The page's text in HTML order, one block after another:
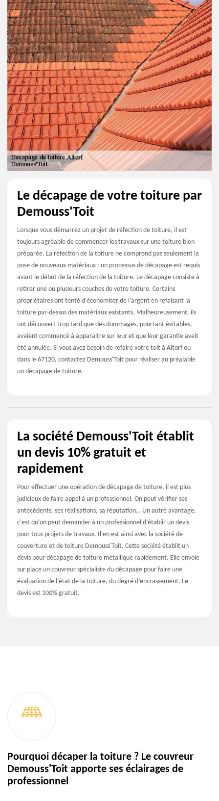
Le décapage de votre toiture par
Demouss'Toit
Lorsque vous démarrez un projet de réfection de toiture, il est
toujours agréable de commencer les travaux sur une toiture bien
préparée. La réfection de la toiture ne comprend pas seulement la
pose de nouveaux matériaux ; un processus de décapage est requis
avant le début de la réfection de la toiture. Le décapage consiste à
retirer une ou plusieurs couches de votre toiture. Certains
propriétaires ont tenté d'économiser de l'argent en refaisant la
toiture par-dessus des matériaux existants. Malheureusement, ils
ont découvert trop tard que des dommages, pourtant évitables,
avaient commencé à apparaitre sur leur et que leur garantie avait
été annulée. Si vous avez besoin de refaire votre toit à Altorf ou
dans le 67120, contactez Demouss'Toit pour réaliser au préalable
un décapage de toiture.
La société Demouss'Toit établit
un devis 10% gratuit et
rapidement
Pour effectuer une opération de décapage de toiture, il est plus
judicieux de faire appel à un professionnel. On peut vérifier ses
antécédents, ses réalisations, sa réputation… Un autre avantage,
c'est qu’on peut demander à un professionnel d’établir un devis
pour tous projets de travaux. Il en est ainsi avec la société de
couverture et de toiture Demouss'Toit. Cette société établit un
devis pour décapage de toiture métallique rapidement. Elle envoie
sur place un couvreur spécialiste du décapage pour faire une
évaluation de l’état de la toiture, du degré d’encrassement. Le
devis est 100% gratuit.
Pourquoi décaper la toiture ? Le couvreur
Demouss'Toit apporte ses éclairages de
professionnel